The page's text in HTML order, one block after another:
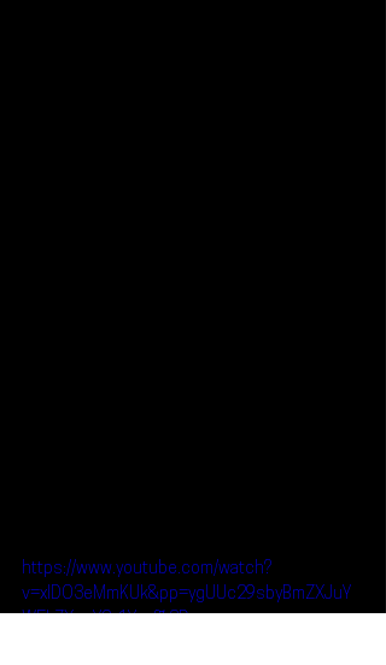
https://www.youtube.com/watch?
v=xIDO3eMmKUk&pp=ygUUc29sbyBmZXJuY